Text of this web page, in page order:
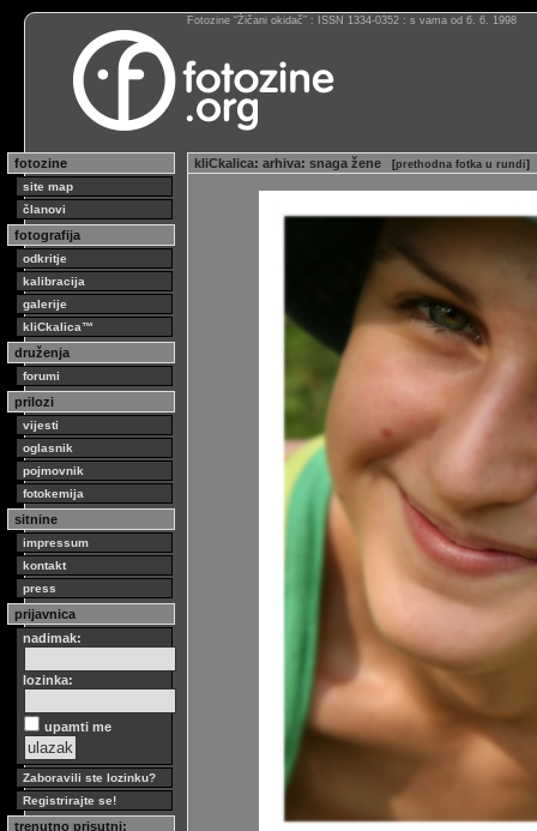
Fotozine “Žičani okidač” : ISSN 1334-0352 : s vama od 6. 6. 1998
fotozine
site map
članovi
fotografija
odkritje
kalibracija
galerije
kliCkalica™
druženja
forumi
prilozi
vijesti
oglasnik
pojmovnik
fotokemija
sitnine
impressum
kontakt
press
prijavnica
nadimak:
lozinka:
upamti me
Zaboravili ste lozinku?
Registrirajte se!
trenutno prisutni:
kliCkalica: arhiva: snaga žene [prethodna fotka u rundi]